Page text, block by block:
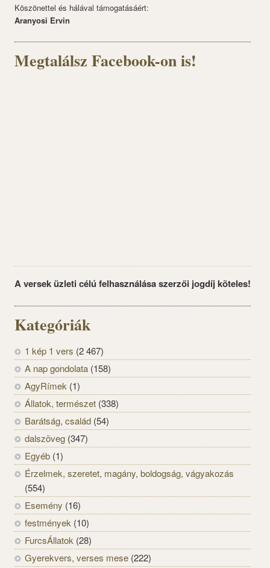
Köszönettel és hálával támogatásáért:
Aranyosi Ervin
Megtalálsz Facebook-on is!
A versek üzleti célú felhasználása szerzői jogdíj köteles!
Kategóriák
1 kép 1 vers (2 467)
A nap gondolata (158)
AgyRímek (1)
Állatok, természet (338)
Barátság, család (54)
dalszöveg (347)
Egyéb (1)
Érzelmek, szeretet, magány, boldogság, vágyakozás
(554)
Esemény (16)
festmények (10)
FurcsÁllatok (28)
Gyerekvers, verses mese (222)